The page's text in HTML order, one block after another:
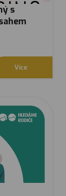
s
Více
se…